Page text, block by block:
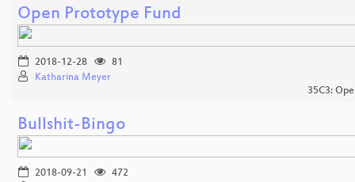
Open Prototype Fund
2018-12-28
81
Katharina Meyer
35C3:
Bullshit-Bingo
2018-09-21
472